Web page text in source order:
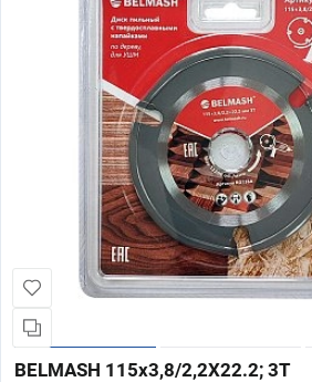
BELMASH 115x3,8/2,2X22.2; 3T